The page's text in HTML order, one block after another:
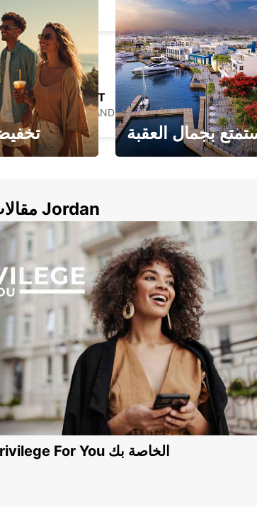
NORTH AIRPORT
- NEW ZEALAND
بجمال العقبة
مقالات مدونتنا في Jordan
اكتشف مزايا Privilege For You الخاصة بك